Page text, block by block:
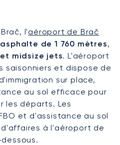
l'aéroport de Brač
de 1 760 mètres,
midsize jets. L'aéroport
saisonniers et dispose de
sur place,
au sol efficace pour
les départs. Les
et d'assistance au sol
à l'aéroport de